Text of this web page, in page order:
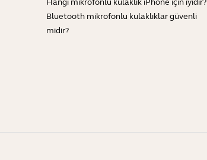
Hangi mikrofonlu kulaklık iPhone için iyidir?
Bluetooth mikrofonlu kulaklıklar güvenli
midir?